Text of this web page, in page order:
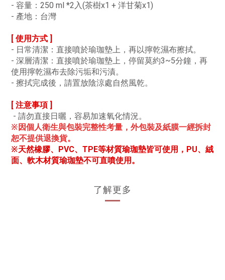
- 容量：250 ml *2入(茶樹x1 + 洋甘菊x1)
- 產地：台灣
[ 使用方式 ]
- 日常清潔：直接噴於瑜珈墊上，再以擰乾濕布擦拭。
- 深層清潔：直接噴於瑜珈墊上，停留莫約3~5分鐘，再
使用擰乾濕布去除污垢和污漬。
- 擦拭完成後，請置放陰涼處自然風乾。
[ 注意事項 ]
- 請勿直接日曬，容易加速氧化情況。
※因個人衛生與包裝完整性考量，外包裝及紙膜一經拆封
恕不提供退換貨。
※天然橡膠、PVC、TPE等材質瑜珈墊皆可使用，PU、絨
面、軟木材質瑜珈墊不可直噴使用。
了解更多